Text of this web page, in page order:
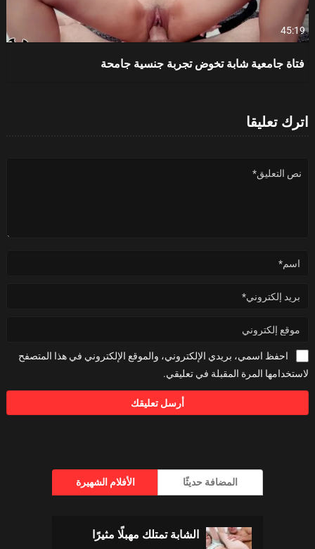
45:19
فتاة جامعية شابة تخوض تجربة جنسية جامحة
اترك تعليقا
احفظ اسمي، بريدي الإلكتروني، والموقع الإلكتروني في هذا المتصفح
لاستخدامها المرة المقبلة في تعليقي.
الأفلام الشهيرة المضافة حديثًا
الشابة تمتلك مهبلًا مثيرًا